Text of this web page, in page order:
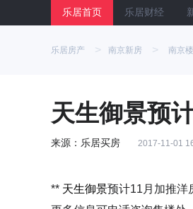
乐居首页 乐居财经
乐居房产 > 南京新房 > 南京
天生御景预
来源：乐居买房 2017-11-01
** 天生御景预计11月加推洋